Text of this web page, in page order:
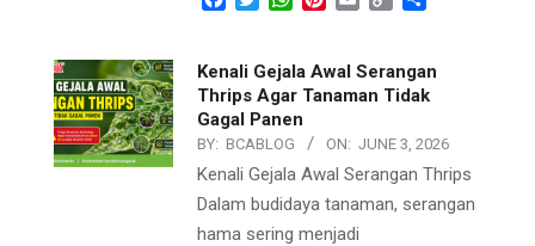
Kenali Gejala Awal Serangan
Thrips Agar Tanaman Tidak
Gagal Panen
BY: BCABLOG ON: JUNE 3, 2026
Kenali Gejala Awal Serangan Thrips
Dalam budidaya tanaman, serangan
hama sering menjadi